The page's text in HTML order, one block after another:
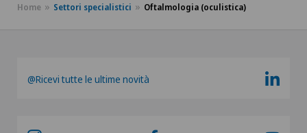
Curvatura della cornea (astigmatismo)
Degenerazione maculare
Home Settori specialistici Oftalmologia (oculistica)
@Ricevi tutte le ultime novità